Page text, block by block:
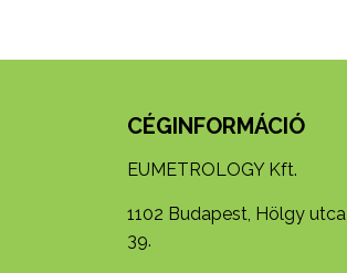
CÉGINFORMÁCIÓ
EUMETROLOGY Kft.
1102 Budapest, Hölgy utca
39.